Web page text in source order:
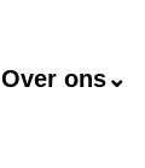
Over ons⌄